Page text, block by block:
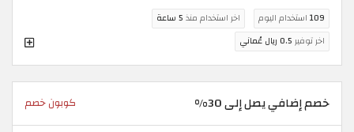
109 استخدام اليوم اخر استخدام منذ 5 ساعة
اخر توفير 0.5 ريال عُماني
خصم إضافي يصل إلى 30% كوبون خصم